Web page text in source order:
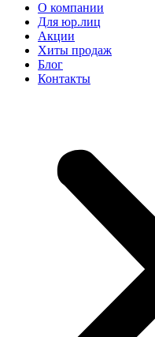
О компании
Для юр.лиц
Акции
Хиты продаж
Блог
Контакты